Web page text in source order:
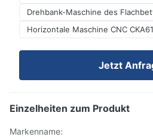
Drehbank-Maschine des
Horizontale Maschine CNC
Jetzt
Einzelheiten zum Produkt
Markenname: